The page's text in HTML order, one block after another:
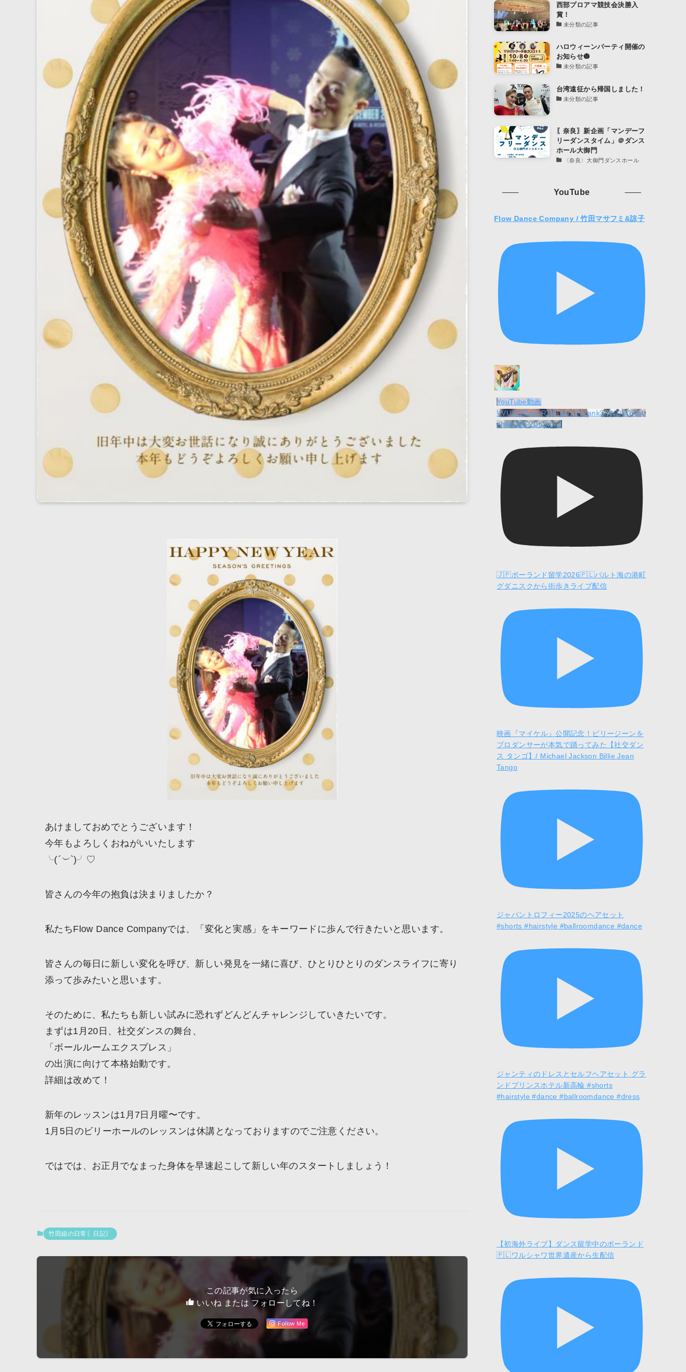
あけましておめでとうございます！
今年もよろしくおねがいいたします
╰(´︶`)╯♡
皆さんの今年の抱負は決まりましたか？
私たちFlow Dance Companyでは、「変化と実感」をキーワードに歩んで行きたいと思います。
皆さんの毎日に新しい変化を呼び、新しい発見を一緒に喜び、ひとりひとりのダンスライフに寄り
添って歩みたいと思います。
そのために、私たちも新しい試みに恐れずどんどんチャレンジしていきたいです。
まずは1月20日、社交ダンスの舞台、
「ボールルームエクスプレス」
の出演に向けて本格始動です。
詳細は改めて！
新年のレッスンは1月7日月曜〜です。
1月5日のビリーホールのレッスンは休講となっておりますのでご注意ください。
ではでは、お正月でなまった身体を早速起こして新しい年のスタートしましょう！
竹田組の日常〖日記〗
この記事が気に入ったら
いいね または フォローしてね！
Follow Me
西部プロアマ競技会決勝入
賞！
未分類の記事
ハロウィーンパーティ開催の
お知らせ🎃
未分類の記事
台湾遠征から帰国しました！
未分類の記事
〖奈良〗新企画「マンデーフ
リーダンスタイム」＠ダンス
ホール大御門
〈奈良〉大御門ダンスホール
YouTube
Flow Dance Company / 竹田マサフミ&諒子
YouTube動画
VVU2c2ZsanR1bFpwT2V2ank3ZlNDSDRBL
nhwb1RSZ0hZaFlJ
🇯🇵ポーランド留学2026🇵🇱バルト海の港町
グダニスクから街歩きライブ配信
映画『マイケル』公開記念！ビリージーンを
プロダンサーが本気で踊ってみた【社交ダン
ス タンゴ】/ Michael Jackson Billie Jean
Tango
ジャパントロフィー2025のヘアセット
#shorts #hairstyle #ballroomdance #dance
ジャンティのドレスとセルフヘアセット グラ
ンドプリンスホテル新高輪 #shorts
#hairstyle #dance #ballroomdance #dress
【初海外ライブ】ダンス留学中のポーランド
🇵🇱ワルシャワ世界遺産から生配信